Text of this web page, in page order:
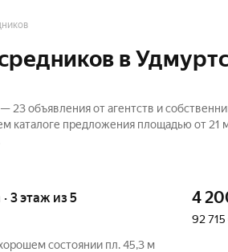
в
объявления от агентств и
предложения площадью от 21
3 этаж из 5
состоянии пл. 45,3 м
4
92 715